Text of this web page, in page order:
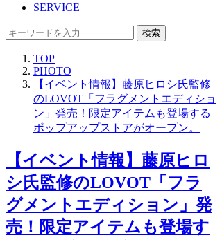
SERVICE
検索
TOP
PHOTO
【イベント情報】藤原ヒロシ氏監修
のLOVOT「フラグメントエディショ
ン」発売！限定アイテムも登場する
ポップアップストアがオープン。
【イベント情報】藤原ヒロ
シ氏監修のLOVOT「フラ
グメントエディション」発
売！限定アイテムも登場す